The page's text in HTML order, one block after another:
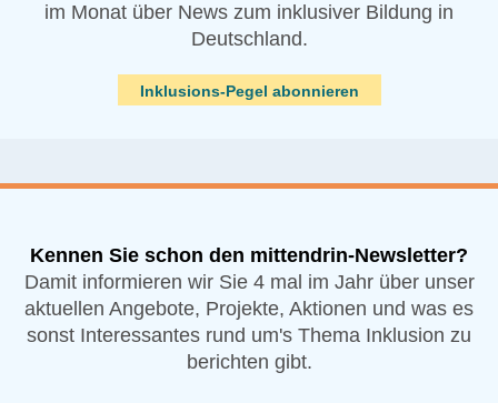
im Monat über News zum inklusiver Bildung in
Deutschland.
Inklusions-Pegel abonnieren
Kennen Sie schon den mittendrin-Newsletter?
Damit informieren wir Sie 4 mal im Jahr über unser
aktuellen Angebote, Projekte, Aktionen und was es
sonst Interessantes rund um's Thema Inklusion zu
berichten gibt.